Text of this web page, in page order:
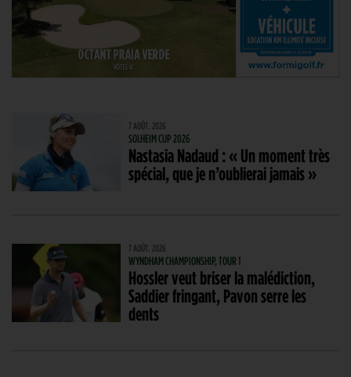
7 AOÛT. 2026
SOLHEIM CUP 2026
Nastasia Nadaud : « Un moment très
spécial, que je n’oublierai jamais »
7 AOÛT. 2026
WYNDHAM CHAMPIONSHIP, TOUR 1
Hossler veut briser la malédiction,
Saddier fringant, Pavon serre les
dents